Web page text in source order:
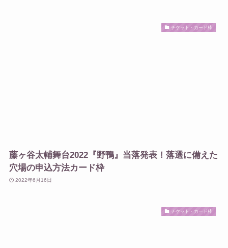
チケット・カード枠
藤ヶ谷太輔舞台2022『野鴨』当落発表！落選に備えた
穴場の申込方法カード枠
2022年6月16日
チケット・カード枠